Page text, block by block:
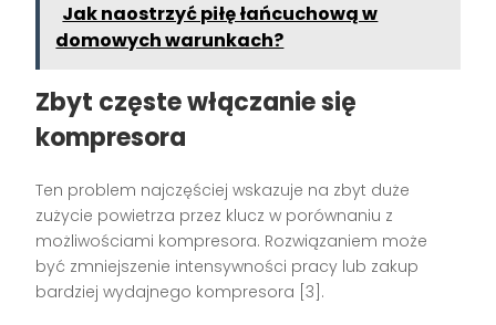
Jak naostrzyć piłę łańcuchową w
domowych warunkach?
Zbyt częste włączanie się
kompresora
Ten problem najczęściej wskazuje na zbyt duże
zużycie powietrza przez klucz w porównaniu z
możliwościami kompresora. Rozwiązaniem może
być zmniejszenie intensywności pracy lub zakup
bardziej wydajnego kompresora [3].